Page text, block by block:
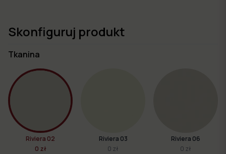
Skonfiguruj produkt
Tkanina
Riviera 02
0 zł
Riviera 03
0 zł
Riviera 06
0 zł